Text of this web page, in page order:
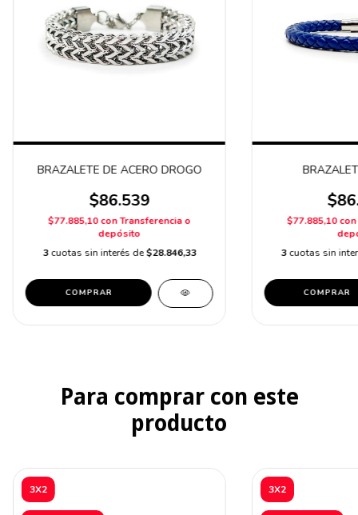
BRAZALETE DE ACERO DROGO
$86.539
$77.885,10conTransferencia o
depósito
3 cuotas sin interés de$28.846,33
$77.885,10con
3cuotas sin
COMPRAR
Para comprar con este
producto
3X2 3X2